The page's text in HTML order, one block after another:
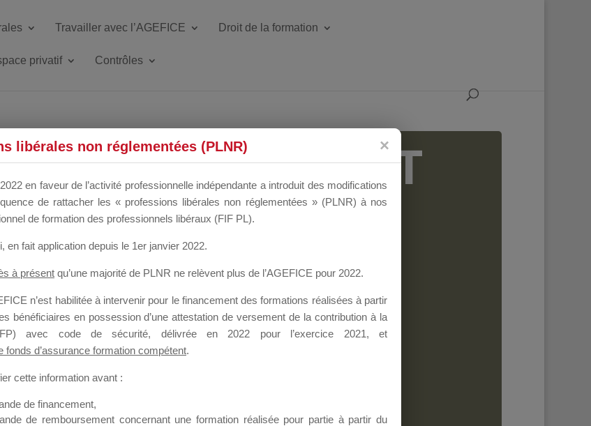
Travailler avec l’AGEFICE Droit de la formation
privatif Contrôles
DU DIRIGEANT
souhaitent répondre à l’Appel à Propositions Mallette du Dirigeant.
il est possible de laisser un message ou poser une question.
ce groupe
libérales non réglementées (PLNR)
en faveur de l’activité professionnelle indépendante a introduit des modifications
de rattacher les « professions libérales non réglementées » (PLNR) à nos
de formation des professionnels libéraux (FIF PL).
, en fait application depuis le 1er janvier 2022.
à présent qu’une majorité de PLNR ne relèvent plus de l’AGEFICE pour 2022.
n’est habilitée à intervenir pour le financement des formations réalisées à partir
bénéficiaires en possession d’une attestation de versement de la contribution à la
avec code de sécurité, délivrée en 2022 pour l’exercice 2021, et
fonds d’assurance formation compétent.
cette information avant :
de financement,
de remboursement concernant une formation réalisée pour partie à partir du